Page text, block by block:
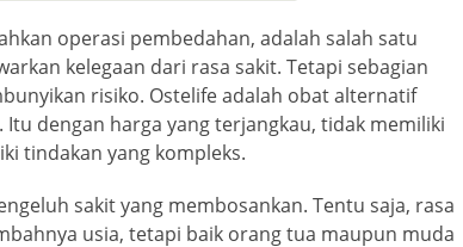
operasi pembedahan, adalah salah satu
kelegaan dari rasa sakit. Tetapi sebagian
risiko. Ostelife adalah obat alternatif
dengan harga yang terjangkau, tidak memiliki
tindakan yang kompleks.
sakit yang membosankan. Tentu saja, rasa
usia, tetapi baik orang tua maupun muda